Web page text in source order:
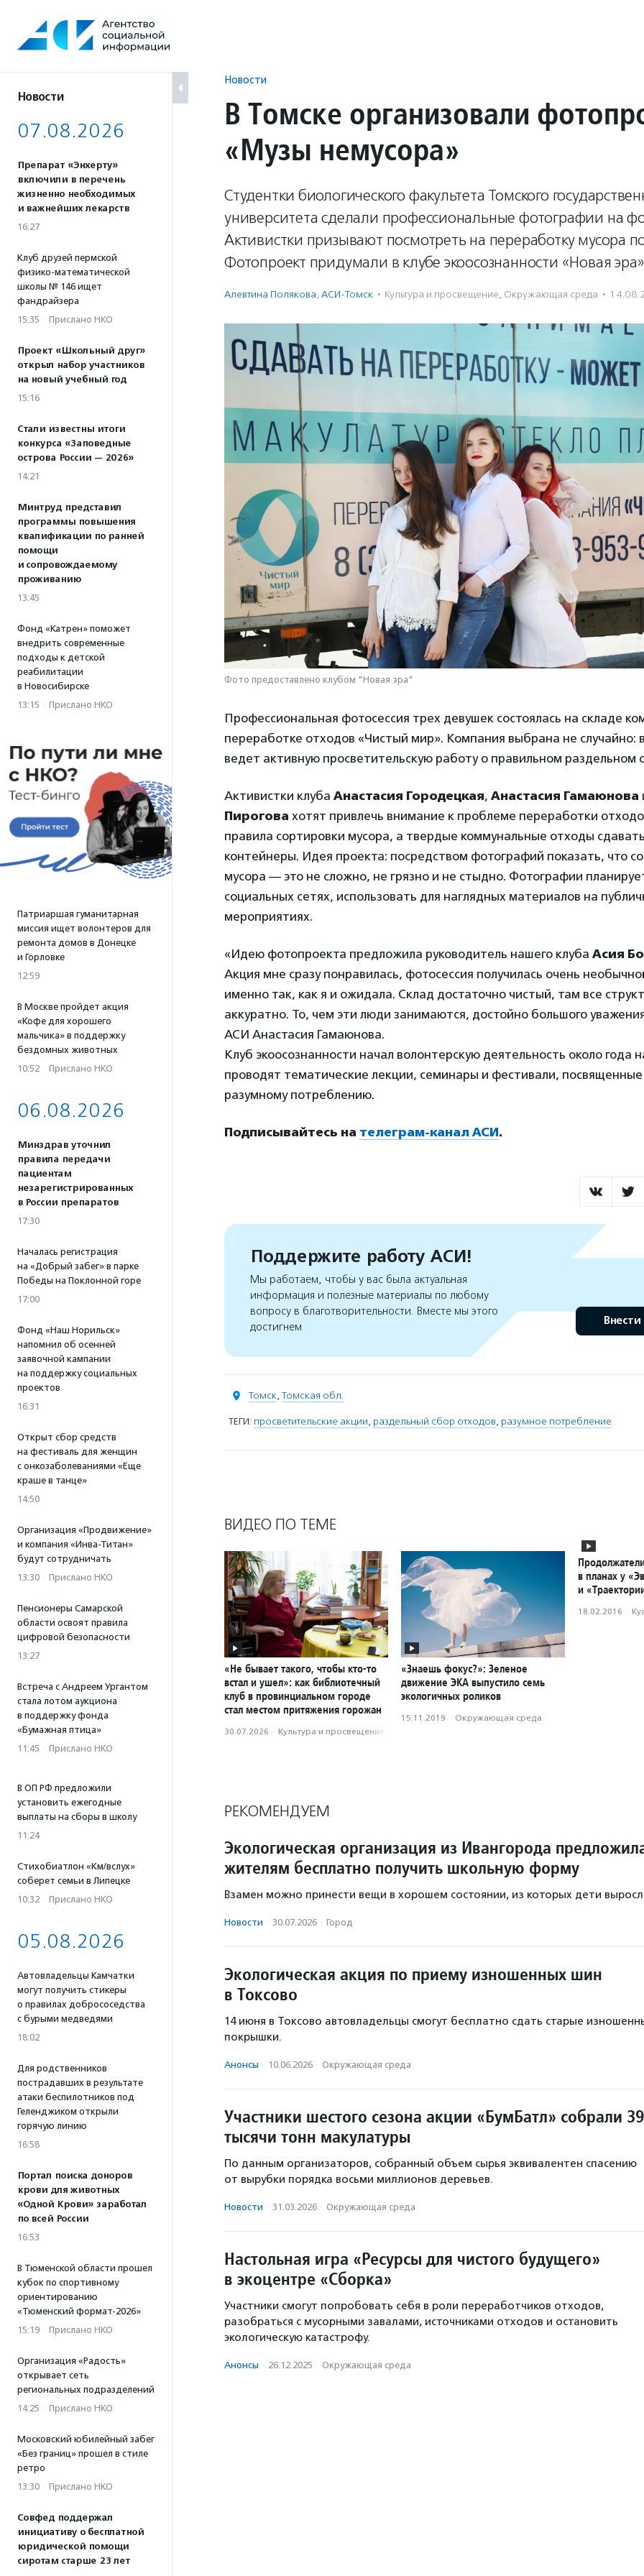
содержанию
Новости
07.08.2026
Препарат «Энхерту»
включили в перечень
жизненно необходимых
и важнейших лекарств
16:27
Клуб друзей пермской
физико-математической
школы № 146 ищет
фандрайзера
15:35 · Прислано НКО
Проект «Школьный друг»
открыл набор участников
на новый учебный год
15:16
Стали известны итоги
конкурса «Заповедные
острова России — 2026»
14:21
Минтруд представил
программы повышения
квалификации по ранней
помощи
и сопровождаемому
проживанию
13:45
Фонд «Катрен» поможет
внедрить современные
подходы к детской
реабилитации
в Новосибирске
13:15 · Прислано НКО
Патриаршая гуманитарная
миссия ищет волонтеров для
ремонта домов в Донецке
и Горловке
12:59
В Москве пройдет акция
«Кофе для хорошего
мальчика» в поддержку
бездомных животных
10:52 · Прислано НКО
06.08.2026
Минздрав уточнил
правила передачи
пациентам
незарегистрированных
в России препаратов
17:30
Началась регистрация
на «Добрый забег» в парке
Победы на Поклонной горе
17:00
Фонд «Наш Норильск»
напомнил об осенней
заявочной кампании
на поддержку социальных
проектов
16:31
Открыт сбор средств
на фестиваль для женщин
с онкозаболеваниями «Еще
краше в танце»
14:50
Организация «Продвижение»
и компания «Инва-Титан»
будут сотрудничать
13:30 · Прислано НКО
Пенсионеры Самарской
области освоят правила
цифровой безопасности
13:27
Встреча с Андреем Ургантом
стала лотом аукциона
в поддержку фонда
«Бумажная птица»
11:45 · Прислано НКО
В ОП РФ предложили
установить ежегодные
выплаты на сборы в школу
11:24
Стихобиатлон «Км/вслух»
соберет семьи в Липецке
10:32 · Прислано НКО
05.08.2026
Автовладельцы Камчатки
могут получить стикеры
о правилах добрососедства
с бурыми медведями
18:02
Для родственников
пострадавших в результате
атаки беспилотников под
Геленджиком открыли
горячую линию
16:58
Портал поиска доноров
крови для животных
«Одной Крови» заработал
по всей России
16:53
В Тюменской области прошел
кубок по спортивному
ориентированию
«Тюменский формат-2026»
15:19 · Прислано НКО
Организация «Радость»
открывает сеть
региональных подразделений
14:25 · Прислано НКО
Московский юбилейный забег
«Без границ» прошел в стиле
ретро
13:30 · Прислано НКО
Совфед поддержал
инициативу о бесплатной
юридической помощи
сиротам старше 23 лет
Новости
В Томске организовали
«Музы немусора»
Студентки биологического факультета Томского
университета сделали профессиональные фотографии на
Активистки призывают посмотреть на переработку мусора
Фотопроект придумали в клубе экоосознанности «Новая
Алевтина Полякова, АСИ-Томск · Культура и просвещение, Окружающая среда ·
Фото предоставлено клубом "Новая эра"
Профессиональная фотосессия трех девушек состоялась на складе
переработке отходов «Чистый мир». Компания выбрана не случайно:
ведет активную просветительскую работу о правильном раздельном
Активистки клуба Анастасия Городецкая, Анастасия Гамаюнова
Пирогова хотят привлечь внимание к проблеме переработки
правила сортировки мусора, а твердые коммунальные отходы
контейнеры. Идея проекта: посредством фотографий показать, что
мусора — это не сложно, не грязно и не стыдно. Фотографии
социальных сетях, использовать для наглядных материалов на
мероприятиях.
«Идею фотопроекта предложила руководитель нашего клуба Асия
Акция мне сразу понравилась, фотосессия получилась очень
именно так, как я и ожидала. Склад достаточно чистый, там все
аккуратно. То, чем эти люди занимаются, достойно большого
АСИ Анастасия Гамаюнова.
Клуб экоосознанности начал волонтерскую деятельность около года
проводят тематические лекции, семинары и фестивали, посвященные
разумному потреблению.
Подписывайтесь на телеграм-канал АСИ.
Поддержите работу АСИ!
Мы работаем, чтобы у вас была актуальная
информация и полезные материалы по любому
вопросу в благотворительности. Вместе мы этого
достигнем
Внести
Томск, Томская обл.
ТЕГИ: просветительские акции, раздельный сбор отходов, разумное потребление
ВИДЕО ПО ТЕМЕ
«Не бывает такого, чтобы кто-то
встал и ушел»: как библиотечный
клуб в провинциальном городе
стал местом притяжения горожан
30.07.2026 · Культура и просвещение
«Знаешь фокус?»: Зеленое
движение ЭКА выпустило семь
экологичных роликов
15.11.2019 · Окружающая среда
в планах у
и
18.02.2016 ·
РЕКОМЕНДУЕМ
Экологическая организация из Ивангорода
жителям бесплатно получить школьную форму
Взамен можно принести вещи в хорошем состоянии, из которых дети
Новости · 30.07.2026 · Город
Экологическая акция по приему изношенных шин
в Токсово
14 июня в Токсово автовладельцы смогут бесплатно сдать старые
покрышки.
Анонсы · 10.06.2026 · Окружающая среда
Участники шестого сезона акции «БумБатл» собрали
тысячи тонн макулатуры
По данным организаторов, собранный объем сырья эквивалентен спасению
от вырубки порядка восьми миллионов деревьев.
Новости · 31.03.2026 · Окружающая среда
Настольная игра «Ресурсы для чистого будущего»
в экоцентре «Сборка»
Участники смогут попробовать себя в роли переработчиков отходов,
разобраться с мусорными завалами, источниками отходов и остановить
экологическую катастрофу.
Анонсы · 26.12.2025 · Окружающая среда